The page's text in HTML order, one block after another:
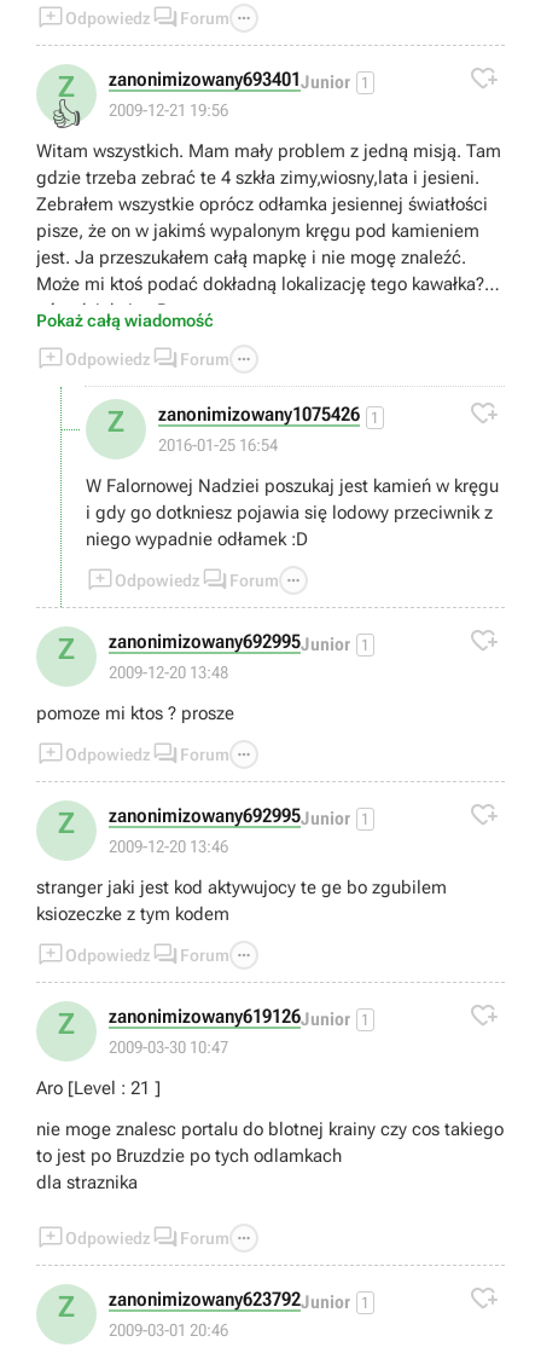
Odpowiedz  Forum 
Z
👍
zanonimizowany693401Junior 1
2009-12-21 19:56

Witam wszystkich. Mam mały problem z jedną misją. Tam
gdzie trzeba zebrać te 4 szkła zimy,wiosny,lata i jesieni.
Zebrałem wszystkie oprócz odłamka jesiennej światłości
pisze, że on w jakimś wypalonym kręgu pod kamieniem
jest. Ja przeszukałem całą mapkę i nie mogę znaleźć.
Może mi ktoś podać dokładną lokalizację tego kawałka? Z
góry dziękuję. :P
Pokaż całą wiadomość
Odpowiedz  Forum 
Z zanonimizowany1075426 1
2016-01-25 16:54

W Falornowej Nadziei poszukaj jest kamień w kręgu
i gdy go dotkniesz pojawia się lodowy przeciwnik z
niego wypadnie odłamek :D
Odpowiedz  Forum 
Z zanonimizowany692995Junior 1
2009-12-20 13:48

pomoze mi ktos ? prosze
Odpowiedz  Forum 
Z zanonimizowany692995Junior 1
2009-12-20 13:46

stranger jaki jest kod aktywujocy te ge bo zgubilem
ksiozeczke z tym kodem
Odpowiedz  Forum 
Z zanonimizowany619126Junior 1
2009-03-30 10:47

Aro [Level : 21 ]
nie moge znalesc portalu do blotnej krainy czy cos takiego
to jest po Bruzdzie po tych odlamkach
dla straznika
Odpowiedz  Forum 
Z zanonimizowany623792Junior 1
2009-03-01 20:46
